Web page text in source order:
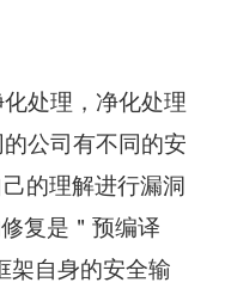
处理，净化处理
公司有不同的安
的理解进行漏洞
复是＂预编译
架自身的安全输